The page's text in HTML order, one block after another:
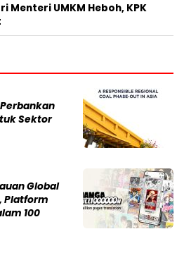
Menteri UMKM Heboh, KPK
Sektor
Global
Platform
100